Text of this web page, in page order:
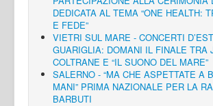
DEDICATA AL TEMA “ONE HEALTH:
E FEDE”
VIETRI SUL MARE - CONCERTI
GUARIGLIA: DOMANI IL FINALE TRA
COLTRANE E “IL SUONO DEL MARE”
SALERNO - “MA CHE ASPETTATE A
MANI” PRIMA NAZIONALE PER LA
BARBUTI